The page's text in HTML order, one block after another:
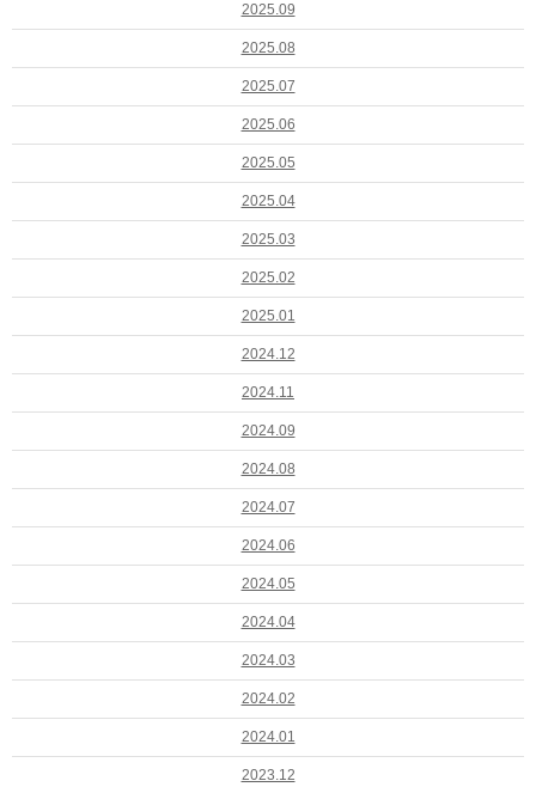
2025.09
2025.08
2025.07
2025.06
2025.05
2025.04
2025.03
2025.02
2025.01
2024.12
2024.11
2024.09
2024.08
2024.07
2024.06
2024.05
2024.04
2024.03
2024.02
2024.01
2023.12